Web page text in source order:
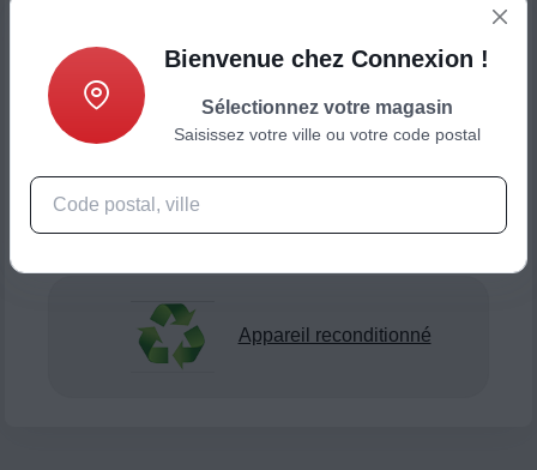
Appareil reconditionné
Bienvenue chez Connexion !
Sélectionnez votre magasin
Saisissez votre ville ou votre code postal